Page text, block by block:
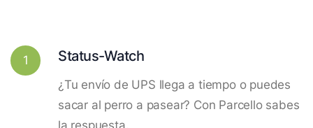
1 Status-Watch
¿Tu envío de UPS llega a tiempo o puedes
sacar al perro a pasear? Con Parcello sabes
la respuesta.